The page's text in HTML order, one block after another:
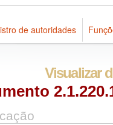
de autoridades
Visualizar